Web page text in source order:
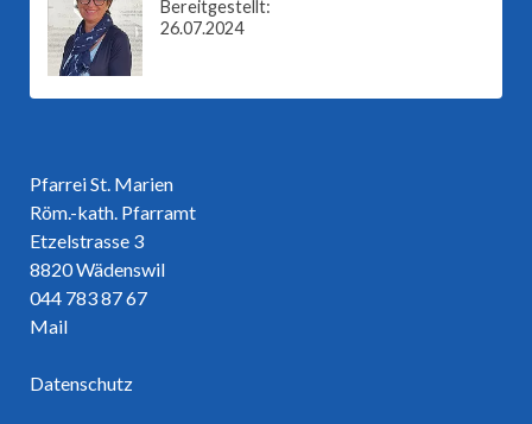
Pfarrei St. Marien
Röm.-kath. Pfarramt
Etzelstrasse 3
8820 Wädenswil
044 783 87 67
Mail
Datenschutz
Bereitgestellt:
26.07.2024